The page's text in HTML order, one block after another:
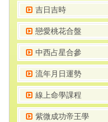
吉日吉時
戀愛桃花合盤
中西占星合參
流年月日運勢
線上命學課程
紫微成功帝王學